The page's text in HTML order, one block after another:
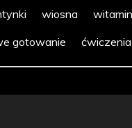
wiosna
gotowanie
ćwiczenia